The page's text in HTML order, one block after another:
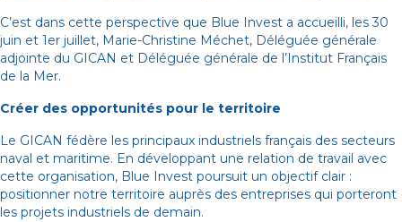
C’est dans cette perspective que Blue Invest a accueilli, les 30
juin et 1er juillet, Marie-Christine Méchet, Déléguée générale
adjointe du GICAN et Déléguée générale de l’Institut Français
de la Mer.
Créer des opportunités pour le territoire
Le GICAN fédère les principaux industriels français des secteurs
naval et maritime. En développant une relation de travail avec
cette organisation, Blue Invest poursuit un objectif clair :
positionner notre territoire auprès des entreprises qui porteront
les projets industriels de demain.